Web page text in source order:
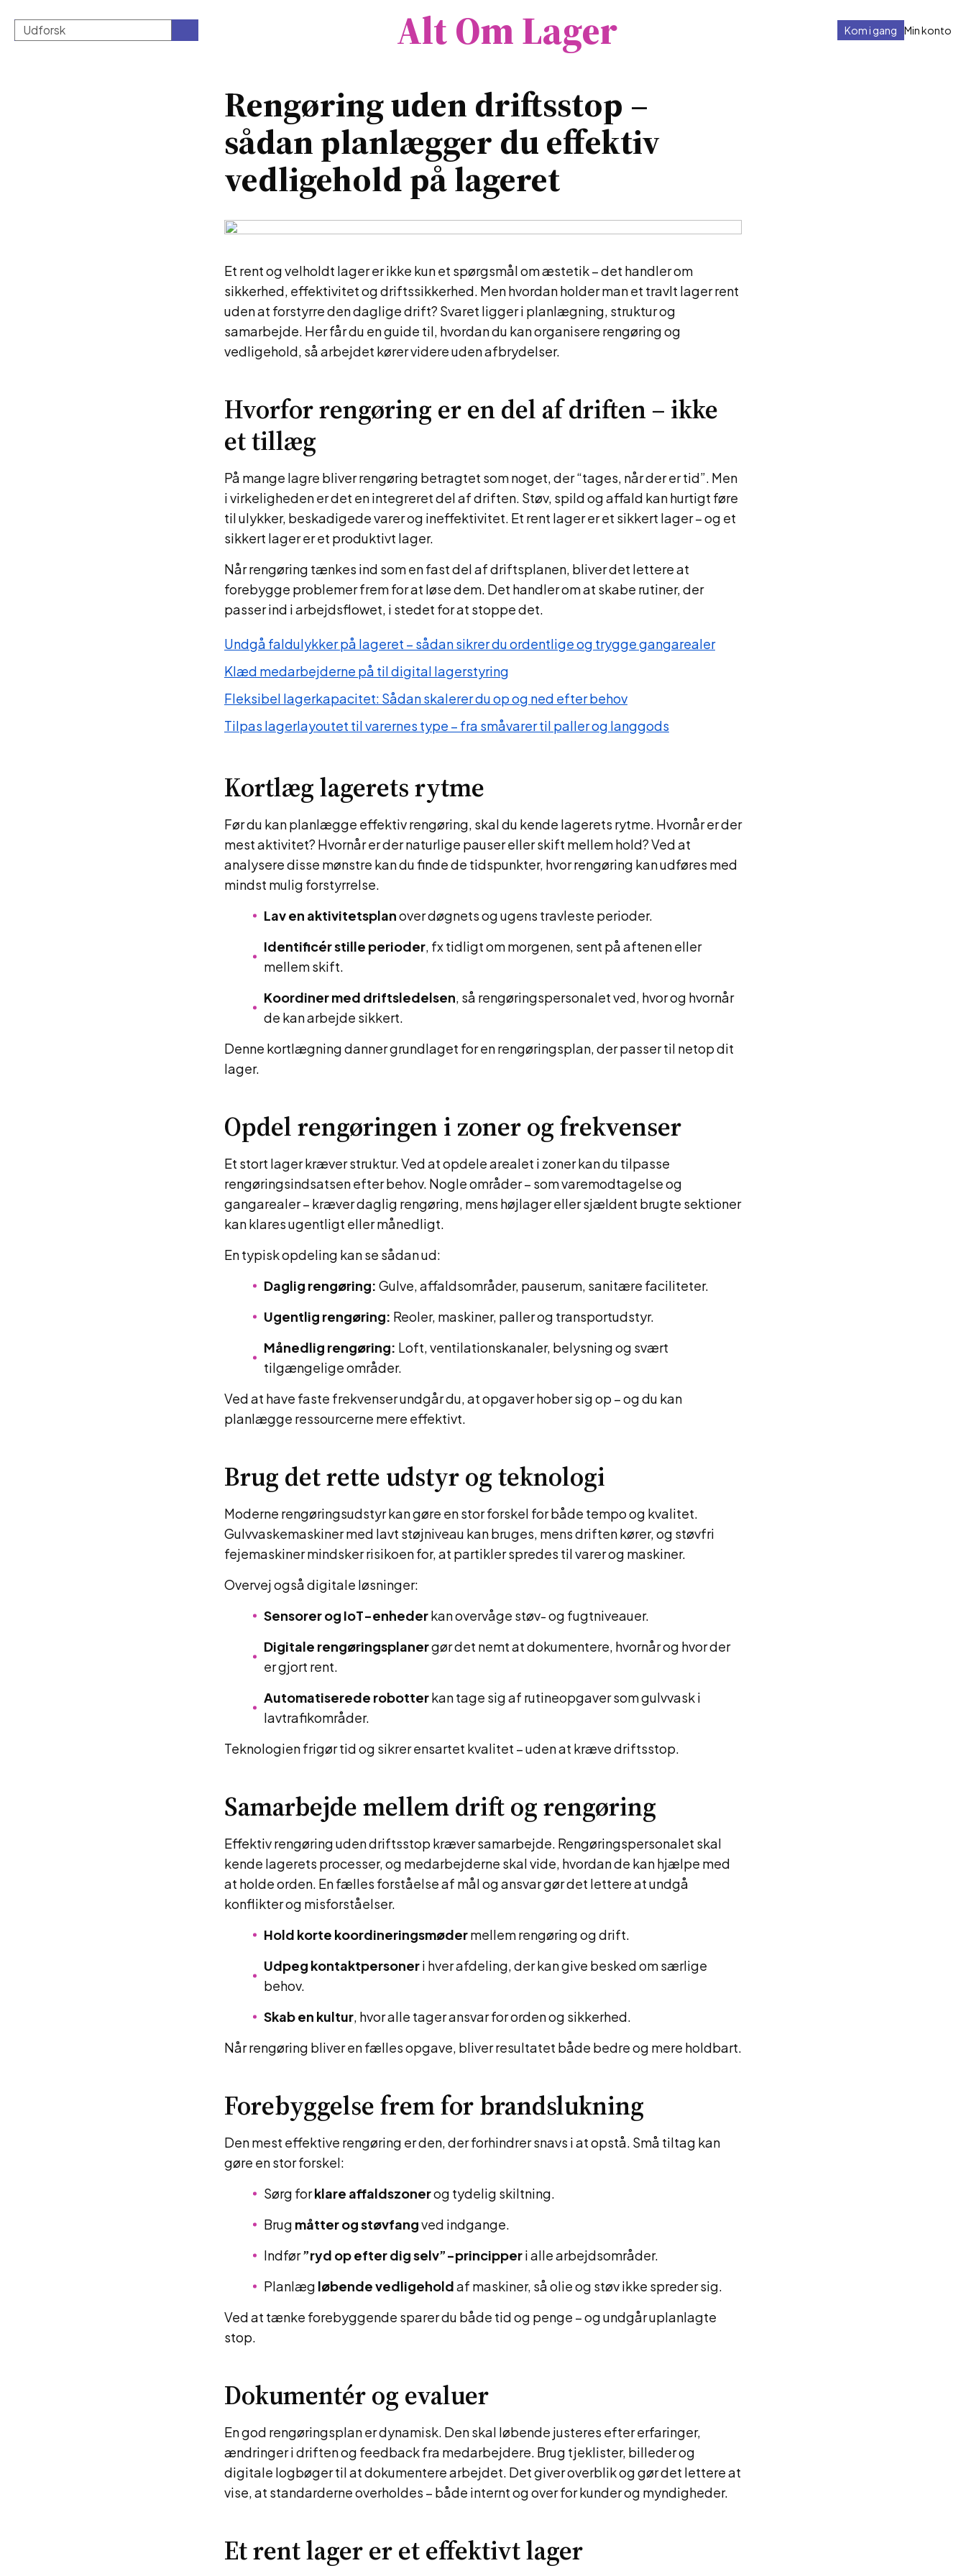
Alt Om Lager Min konto
Kom i gang
Rengøring uden driftsstop –
sådan planlægger du effektiv
vedligehold på lageret
Et rent og velholdt lager er ikke kun et spørgsmål om æstetik – det handler om
sikkerhed, effektivitet og driftssikkerhed. Men hvordan holder man et travlt lager rent
uden at forstyrre den daglige drift? Svaret ligger i planlægning, struktur og
samarbejde. Her får du en guide til, hvordan du kan organisere rengøring og
vedligehold, så arbejdet kører videre uden afbrydelser.
Hvorfor rengøring er en del af driften – ikke
et tillæg
På mange lagre bliver rengøring betragtet som noget, der “tages, når der er tid”. Men
i virkeligheden er det en integreret del af driften. Støv, spild og affald kan hurtigt føre
til ulykker, beskadigede varer og ineffektivitet. Et rent lager er et sikkert lager – og et
sikkert lager er et produktivt lager.
Når rengøring tænkes ind som en fast del af driftsplanen, bliver det lettere at
forebygge problemer frem for at løse dem. Det handler om at skabe rutiner, der
passer ind i arbejdsflowet, i stedet for at stoppe det.
Undgå faldulykker på lageret – sådan sikrer du ordentlige og trygge gangarealer
Klæd medarbejderne på til digital lagerstyring
Fleksibel lagerkapacitet: Sådan skalerer du op og ned efter behov
Tilpas lagerlayoutet til varernes type – fra småvarer til paller og langgods
Kortlæg lagerets rytme
Før du kan planlægge effektiv rengøring, skal du kende lagerets rytme. Hvornår er der
mest aktivitet? Hvornår er der naturlige pauser eller skift mellem hold? Ved at
analysere disse mønstre kan du finde de tidspunkter, hvor rengøring kan udføres med
mindst mulig forstyrrelse.
Lav en aktivitetsplanover døgnets og ugens travleste perioder.
Identificér stille perioder, fx tidligt om morgenen, sent på aftenen eller
mellem skift.
Koordiner med driftsledelsen, så rengøringspersonalet ved, hvor og hvornår
de kan arbejde sikkert.
Denne kortlægning danner grundlaget for en rengøringsplan, der passer til netop dit
lager.
Opdel rengøringen i zoner og frekvenser
Et stort lager kræver struktur. Ved at opdele arealet i zoner kan du tilpasse
rengøringsindsatsen efter behov. Nogle områder – som varemodtagelse og
gangarealer – kræver daglig rengøring, mens højlager eller sjældent brugte sektioner
kan klares ugentligt eller månedligt.
En typisk opdeling kan se sådan ud:
Daglig rengøring: Gulve, affaldsområder, pauserum, sanitære faciliteter.
Ugentlig rengøring: Reoler, maskiner, paller og transportudstyr.
Månedlig rengøring: Loft, ventilationskanaler, belysning og svært
tilgængelige områder.
Ved at have faste frekvenser undgår du, at opgaver hober sig op – og du kan
planlægge ressourcerne mere effektivt.
Brug det rette udstyr og teknologi
Moderne rengøringsudstyr kan gøre en stor forskel for både tempo og kvalitet.
Gulvvaskemaskiner med lavt støjniveau kan bruges, mens driften kører, og støvfri
fejemaskiner mindsker risikoen for, at partikler spredes til varer og maskiner.
Overvej også digitale løsninger:
Sensorer og IoT-enhederkan overvåge støv- og fugtniveauer.
Digitale rengøringsplanergør det nemt at dokumentere, hvornår og hvor der
er gjort rent.
Automatiserede robotterkan tage sig af rutineopgaver som gulvvask i
lavtrafikområder.
Teknologien frigør tid og sikrer ensartet kvalitet – uden at kræve driftsstop.
Samarbejde mellem drift og rengøring
Effektiv rengøring uden driftsstop kræver samarbejde. Rengøringspersonalet skal
kende lagerets processer, og medarbejderne skal vide, hvordan de kan hjælpe med
at holde orden. En fælles forståelse af mål og ansvar gør det lettere at undgå
konflikter og misforståelser.
Hold korte koordineringsmødermellem rengøring og drift.
Udpeg kontaktpersoneri hver afdeling, der kan give besked om særlige
behov.
Skab en kultur, hvor alle tager ansvar for orden og sikkerhed.
Når rengøring bliver en fælles opgave, bliver resultatet både bedre og mere holdbart.
Forebyggelse frem for brandslukning
Den mest effektive rengøring er den, der forhindrer snavs i at opstå. Små tiltag kan
gøre en stor forskel:
Sørg forklare affaldszonerog tydelig skiltning.
Brug måtter og støvfangved indgange.
Indfør”ryd op efter dig selv”-principperi alle arbejdsområder.
Planlæg løbende vedligeholdaf maskiner, så olie og støv ikke spreder sig.
Ved at tænke forebyggende sparer du både tid og penge – og undgår uplanlagte
stop.
Dokumentér og evaluer
En god rengøringsplan er dynamisk. Den skal løbende justeres efter erfaringer,
ændringer i driften og feedback fra medarbejdere. Brug tjeklister, billeder og
digitale logbøger til at dokumentere arbejdet. Det giver overblik og gør det lettere at
vise, at standarderne overholdes – både internt og over for kunder og myndigheder.
Et rent lager er et effektivt lager